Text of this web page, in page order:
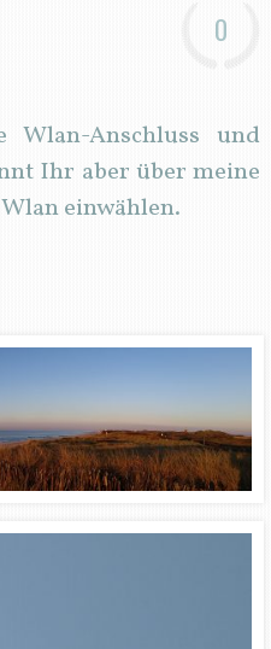
0
Anschluss und
Ihr aber über meine
einwählen.